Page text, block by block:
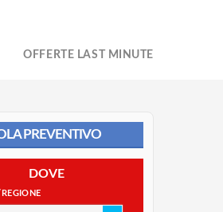
OFFERTE LAST MINUTE
PREVENTIVO
DOVE
REGIONE